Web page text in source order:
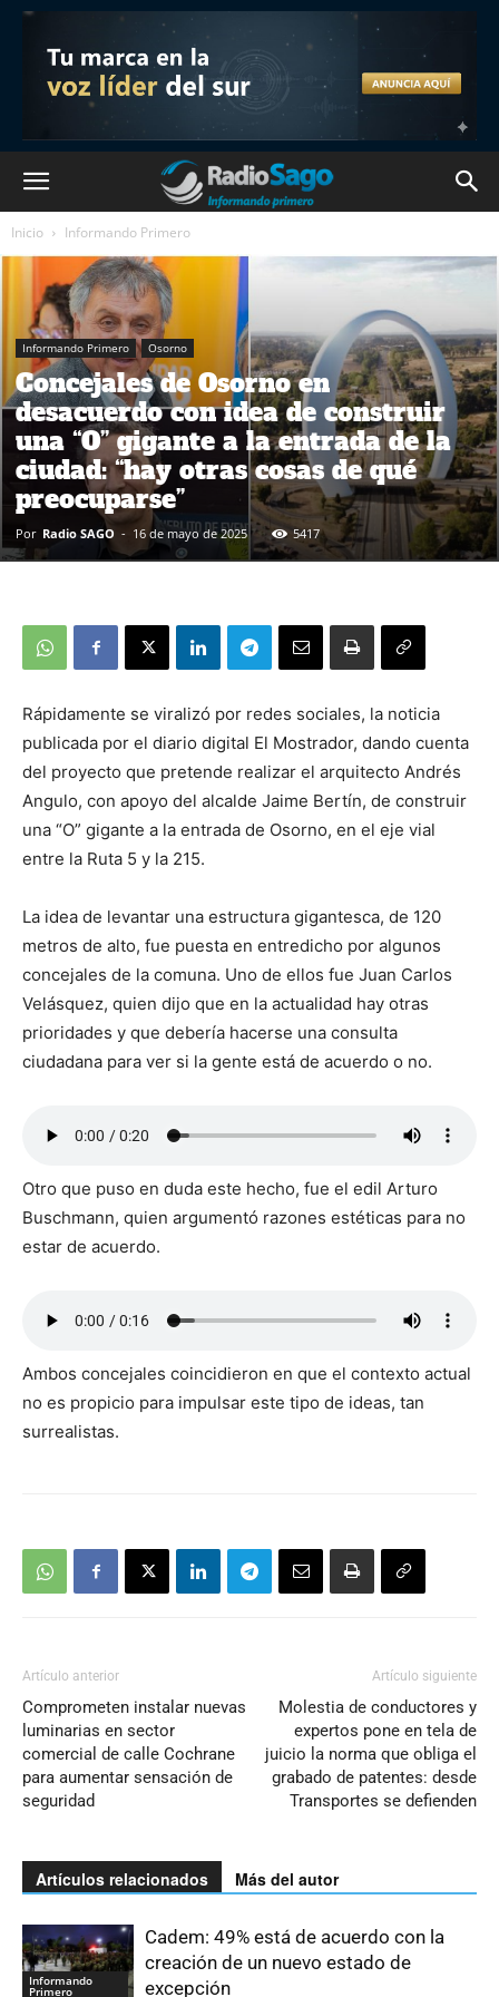
Inicio Informando Primero
Informando Primero Osorno
Concejales de Osorno en
desacuerdo con idea de construir
una “O” gigante a la entrada de la
ciudad: “hay otras cosas de qué
preocuparse”
Por Radio SAGO - 16 de mayo de 2025 5417
Rápidamente se viralizó por redes sociales, la noticia
publicada por el diario digital El Mostrador, dando cuenta
del proyecto que pretende realizar el arquitecto Andrés
Angulo, con apoyo del alcalde Jaime Bertín, de construir
una “O” gigante a la entrada de Osorno, en el eje vial
entre la Ruta 5 y la 215.
La idea de levantar una estructura gigantesca, de 120
metros de alto, fue puesta en entredicho por algunos
concejales de la comuna. Uno de ellos fue Juan Carlos
Velásquez, quien dijo que en la actualidad hay otras
prioridades y que debería hacerse una consulta
ciudadana para ver si la gente está de acuerdo o no.
Otro que puso en duda este hecho, fue el edil Arturo
Buschmann, quien argumentó razones estéticas para no
estar de acuerdo.
Ambos concejales coincidieron en que el contexto actual
no es propicio para impulsar este tipo de ideas, tan
surrealistas.
Artículo anterior
Comprometen instalar nuevas
luminarias en sector
comercial de calle Cochrane
para aumentar sensación de
seguridad
Artículo siguiente
Molestia de conductores y
expertos pone en tela de
juicio la norma que obliga el
grabado de patentes: desde
Transportes se defienden
Artículos relacionados Más del autor
Informando
Primero
Cadem: 49% está de acuerdo con la
creación de un nuevo estado de
excepción